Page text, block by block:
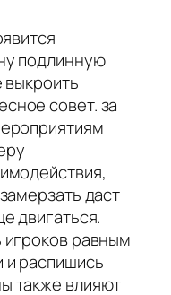
подлинную
совет. за
даст
двигаться.
равным
и распишись
также влияют